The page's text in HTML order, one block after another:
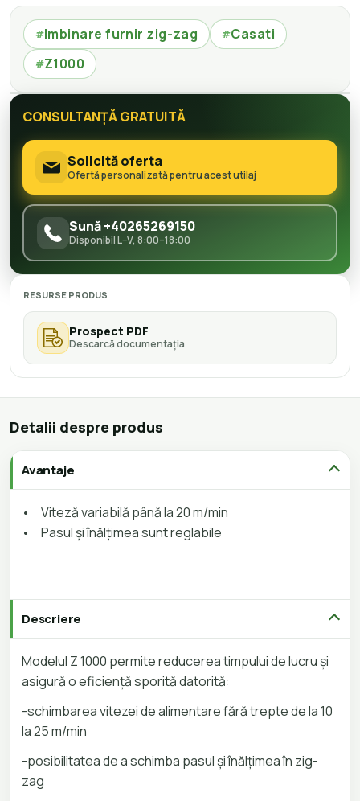
#Imbinare furnir zig-zag #Casati
#Z1000
CONSULTANȚĂ GRATUITĂ
Solicită oferta
Ofertă personalizată pentru acest utilaj
Sună +40265269150
Disponibil L–V, 8:00–18:00
RESURSE PRODUS
Prospect PDF
Descarcă documentația
Detalii despre produs
Avantaje
•
Viteză variabilă până la 20 m/min
•
Pasul și înălțimea sunt reglabile
Descriere
Modelul Z 1000 permite reducerea timpului de lucru și
asigură o eficiență sporită datorită:
-schimbarea vitezei de alimentare fără trepte de la 10
la 25 m/min
-posibilitatea de a schimba pasul și înălțimea în zig-
zag